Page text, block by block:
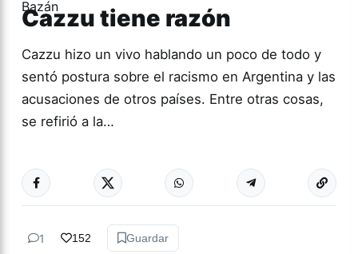
Cazzu tiene razón
Cazzu hizo un vivo hablando un poco de todo y
sentó postura sobre el racismo en Argentina y las
acusaciones de otros países. Entre otras cosas,
se refirió a la…
ACTUALIDAD Más
1 152 Guardar